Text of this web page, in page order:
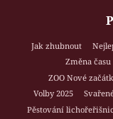
Jak zhubnout
Změna času
ZOO Nové
Volby 2025
Pěstování